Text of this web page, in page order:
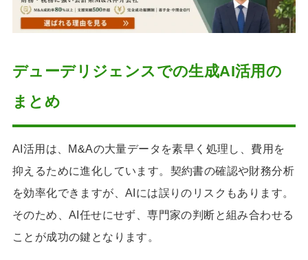
デューデリジェンスでの生成AI活用の
まとめ
AI活用は、M&Aの大量データを素早く処理し、費用を
抑えるために進化しています。契約書の確認や財務分析
を効率化できますが、AIには誤りのリスクもあります。
そのため、AI任せにせず、専門家の判断と組み合わせる
ことが成功の鍵となります。